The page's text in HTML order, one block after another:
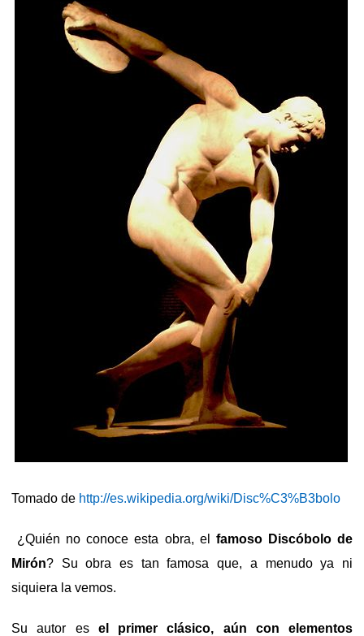
Tomado de http://es.wikipedia.org/wiki/Disc%C3%B3bolo
¿Quién no conoce esta obra, el famoso Discóbolo de
Mirón? Su obra es tan famosa que, a menudo ya ni
siquiera la vemos.
Su autor es el primer clásico, aún con elementos